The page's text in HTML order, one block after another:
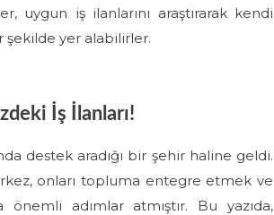
uygun iş ilanlarını araştırarak kendi
şekilde yer alabilirler.
İş İlanları!
destek aradığı bir şehir haline geldi.
onları topluma entegre etmek ve
adımlar atmıştır. Bu yazıda,